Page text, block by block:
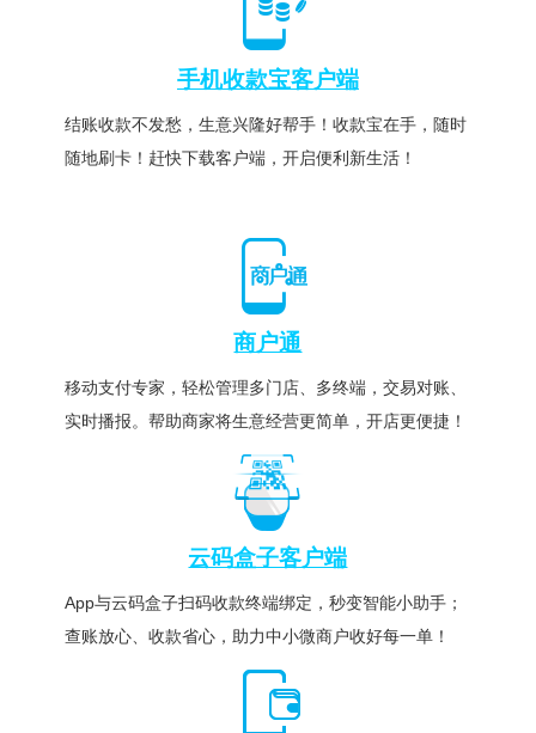
手机收款宝客户端
结账收款不发愁，生意兴隆好帮手！收款宝在手，随时
随地刷卡！赶快下载客户端，开启便利新生活！
商户通
移动支付专家，轻松管理多门店、多终端，交易对账、
实时播报。帮助商家将生意经营更简单，开店更便捷！
云码盒子客户端
App与云码盒子扫码收款终端绑定，秒变智能小助手；
查账放心、收款省心，助力中小微商户收好每一单！